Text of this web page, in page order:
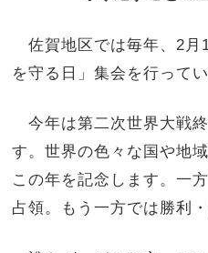
佐賀地区では毎年、2月
を守る日」集会を行ってい
今年は第二次世界大戦
す。世界の色々な国や地
この年を記念します。一
占領。もう一方では勝利